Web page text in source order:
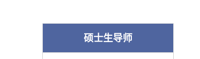
硕士生导师